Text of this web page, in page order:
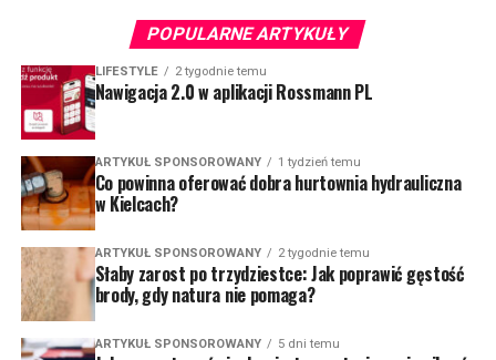
POPULARNE ARTYKUŁY
LIFESTYLE 2 tygodnie temu
Nawigacja 2.0 w aplikacji Rossmann PL
ARTYKUŁ SPONSOROWANY 1 tydzień temu
Co powinna oferować dobra hurtownia hydrauliczna
w Kielcach?
ARTYKUŁ SPONSOROWANY 2 tygodnie temu
Słaby zarost po trzydziestce: Jak poprawić gęstość
brody, gdy natura nie pomaga?
ARTYKUŁ SPONSOROWANY 5 dni temu